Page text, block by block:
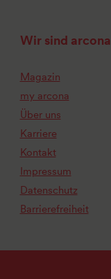
Wir sind arcona
Magazin
my arcona
Über uns
Karriere
Kontakt
Impressum
Datenschutz
Barrierefreiheit